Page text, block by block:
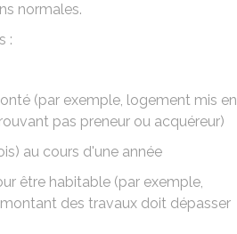
normales.
:
(par exemple, logement mis en
pas preneur ou acquéreur)
au cours d'une année
être habitable (par exemple,
des travaux doit dépasser